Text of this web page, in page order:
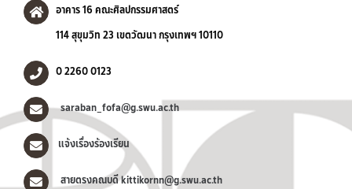
อาคาร 16 คณะศิลปกรรมศาสตร์
114 สุขุมวิท 23 เขตวัฒนา กรุงเทพฯ 10110
0 2260 0123
saraban_fofa@g.swu.ac.th
แจ้งเรื่องร้องเรียน
สายตรงคณบดี kittikornn@g.swu.ac.th